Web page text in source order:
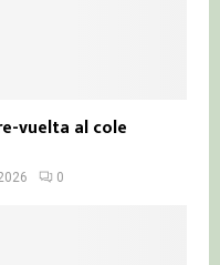
vuelta al cole
0